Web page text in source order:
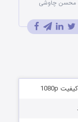
محسن چاوشی